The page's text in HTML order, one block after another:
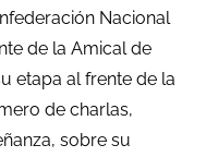
Nacional
de la Amical de
etapa al frente de la
de charlas,
sobre su